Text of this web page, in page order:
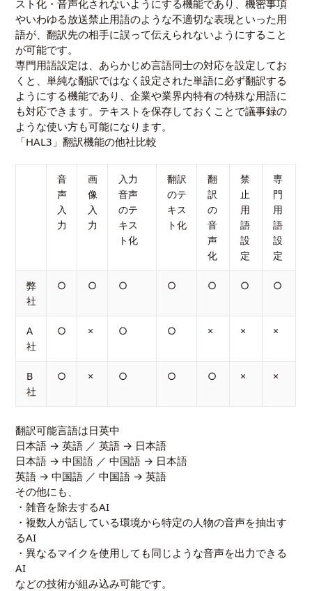
スト化・音声化されないようにする機能であり、機密事項
やいわゆる放送禁止用語のような不適切な表現といった用
語が、翻訳先の相手に誤って伝えられないようにすること
が可能です。
専門用語設定は、あらかじめ言語同士の対応を設定してお
くと、単純な翻訳ではなく設定された単語に必ず翻訳する
ようにする機能であり、企業や業界内特有の特殊な用語に
も対応できます。テキストを保存しておくことで議事録の
ような使い方も可能になります。
「HAL3」翻訳機能の他社比較
音
声
入
力
画
像
入
力
入力
音声
のテ
キス
ト化
翻訳
のテ
キス
ト化
翻
訳
の
音
声
化
禁
止
用
語
設
定
専
門
用
語
設
定
弊
社
○ ○ ○ ○ ○ ○ ○
A
社
○ × ○ ○ × × ×
B
社
○ × ○ ○ ○ × ×
翻訳可能言語は日英中
日本語 → 英語 ／ 英語 → 日本語
日本語 → 中国語 ／ 中国語 → 日本語
英語 → 中国語 ／ 中国語 → 英語
その他にも、
・雑音を除去するAI
・複数人が話している環境から特定の人物の音声を抽出す
るAI
・異なるマイクを使用しても同じような音声を出力できる
AI
などの技術が組み込み可能です。